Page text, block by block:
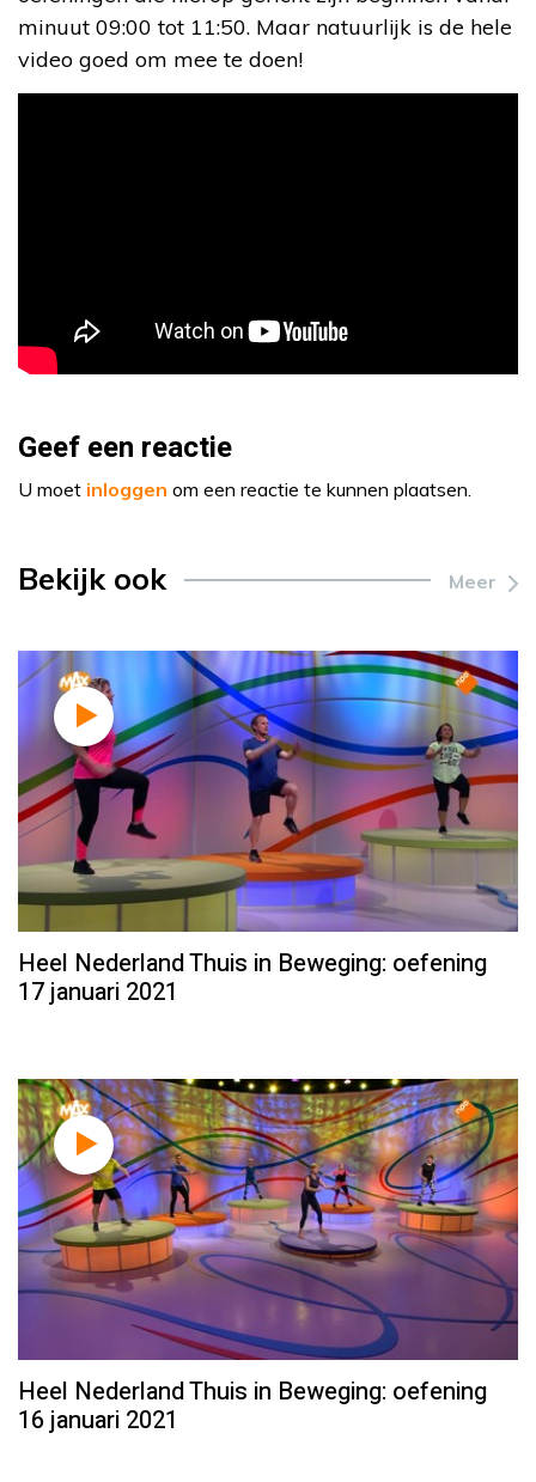
minuut 09:00 tot 11:50. Maar natuurlijk is de hele
video goed om mee te doen!
Geef een reactie
U moet inloggen om een reactie te kunnen plaatsen.
Bekijk ook Meer
Heel Nederland Thuis in Beweging: oefening
17 januari 2021
Heel Nederland Thuis in Beweging: oefening
16 januari 2021